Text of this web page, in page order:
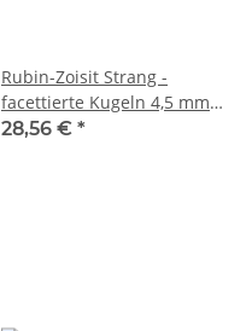
Rubin-Zoisit Strang -
facettierte Kugeln 4,5 mm
grün magenta, 38,5 cm
28,56 € *